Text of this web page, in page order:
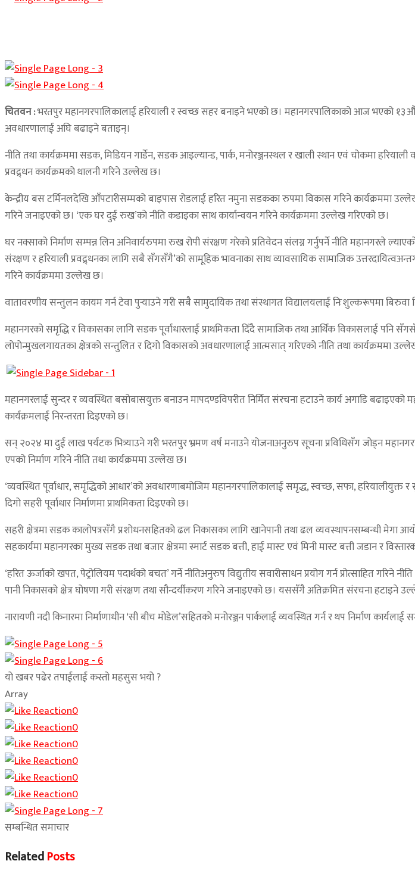
चितवन :भरतपुर महानगरपालिकालाई हरियाली र स्वच्छ सहर बनाइने भएको छ। महानगरपालिकाको आज भएको १३औँ
अवधारणालाई अघि बढाइने बताइन्।
नीति तथा कार्यक्रममा सडक, मिडियन गार्डेन, सडक आइल्यान्ड, पार्क, मनोरञ्जनस्थल र खाली स्थान एवं चोकमा
प्रवद्र्धन कार्यक्रमको थालनी गरिने उल्लेख छ।
केन्द्रीय बस टर्मिनलदेखि आँपटारीसम्मको बाइपास रोडलाई हरित नमुना सडकका रुपमा विकास गरिने कार्यक्रममा
गरिने जनाइएको छ। ‘एक घर दुई रुख’को नीति कडाइका साथ कार्यान्वयन गरिने कार्यक्रममा उल्लेख गरिएको छ।
घर नक्साको निर्माण सम्पन्न लिन अनिवार्यरुपमा रुख रोपी संरक्षण गरेको प्रतिवेदन संलग्न गर्नुपर्ने नीति महानगरले
संरक्षण र हरियाली प्रवद्र्धनका लागि सबै सँगसँगै’को सामूहिक भावनाका साथ व्यावसायिक सामाजिक
गरिने कार्यक्रममा उल्लेख छ।
वातावरणीय सन्तुलन कायम गर्न टेवा पुर्‍याउने गरी सबै सामुदायिक तथा संस्थागत विद्यालयलाई निःशुल्करूपमा बिरुवा
महानगरको समृद्धि र विकासका लागि सडक पूर्वाधारलाई प्राथमिकता दिँदै सामाजिक तथा आर्थिक विकासलाई पनि
लोपोन्मुखलगायतका क्षेत्रको सन्तुलित र दिगो विकासको अवधारणालाई आत्मसात् गरिएको नीति तथा कार्यक्रममा
महानगरलाई सुन्दर र व्यवस्थित बसोबासयुक्त बनाउन मापदण्डविपरीत निर्मित संरचना हटाउने कार्य अगाडि
कार्यक्रमलाई निरन्तरता दिइएको छ।
सन् २०२४ मा दुई लाख पर्यटक भित्र्याउने गरी भरतपुर भ्रमण वर्ष मनाउने योजनाअनुरुप सूचना प्रविधिसँग जोड्न
एपको निर्माण गरिने नीति तथा कार्यक्रममा उल्लेख छ।
‘व्यवस्थित पूर्वाधार, समृद्धिको आधार’को अवधारणाबमोजिम महानगरपालिकालाई समृद्ध, स्वच्छ, सफा,
दिगो सहरी पूर्वाधार निर्माणमा प्राथमिकता दिइएको छ।
सहरी क्षेत्रमा सडक कालोपत्रसँगै प्रशोधनसहितको ढल निकासका लागि खानेपानी तथा ढल व्यवस्थापनसम्बन्धी मेगा
सहकार्यमा महानगरका मुख्य सडक तथा बजार क्षेत्रमा स्मार्ट सडक बत्ती, हाई मास्ट एवं मिनी मास्ट बत्ती जडान र
‘हरित ऊर्जाको खपत, पेट्रोलियम पदार्थको बचत’ गर्ने नीतिअनुरुप विद्युतीय सवारीसाधन प्रयोग गर्न प्रोत्साहित
पानी निकासको क्षेत्र घोषणा गरी संरक्षण तथा सौन्दर्यीकरण गरिने जनाइएको छ। यससँगै अतिक्रमित संरचना हटाइने
नारायणी नदी किनारमा निर्माणाधीन ‘सी बीच मोडेल’सहितको मनोरञ्जन पार्कलाई व्यवस्थित गर्न र थप निर्माण
यो खबर पढेर तपाईलाई कस्तो महसुस भयो ?
Array
0
0
0
0
0
0
सम्बन्धित समाचार
RelatedPosts